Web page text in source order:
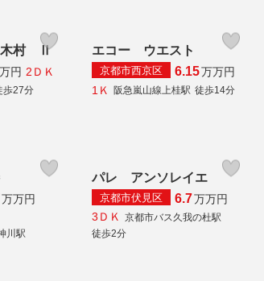
木村 Ⅱ
万円 2ＤＫ
歩27分
エコー ウエスト
京都市西京区 6.15万万円
1Ｋ
阪急嵐山線上桂駅 徒歩14分
万万円
川駅
パレ アンソレイエ
京都市伏見区 6.7万万円
3ＤＫ 京都市バス久我の杜駅
徒歩2分